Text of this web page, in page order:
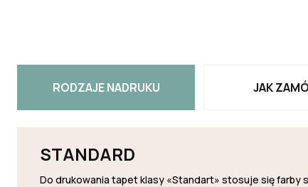
RODZAJE NADRUKU JAK
STANDARD
Do drukowania tapet klasy «Standart» stosuje się farby